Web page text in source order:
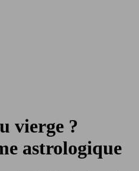
vierge ?
astrologique